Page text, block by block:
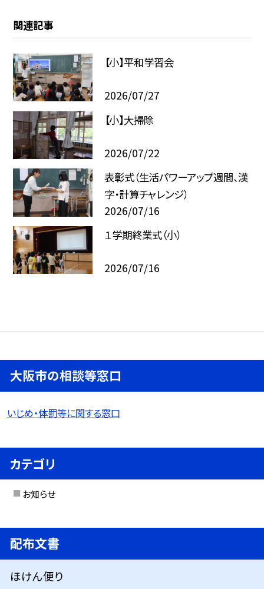
関連記事
【小】平和学習会
2026/07/27
【小】大掃除
2026/07/22
表彰式（生活パワーアップ週間、漢
字・計算チャレンジ）
2026/07/16
１学期終業式（小）
2026/07/16
大阪市の相談等窓口
いじめ・体罰等に関する窓口
カテゴリ
お知らせ
配布文書
ほけん便り